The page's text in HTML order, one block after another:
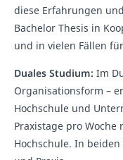
diese Erfahrungen
Bachelor Thesis in
und in vielen Fällen
Duales Studium: Im
Organisationsform –
Hochschule und
Praxistage pro
Hochschule. In